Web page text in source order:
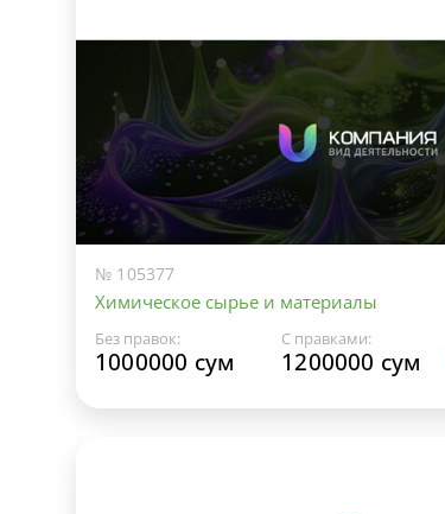
№ 105377
Химическое сырье и материалы
Без правок:
1000000 сум
С правками:
1200000 сум